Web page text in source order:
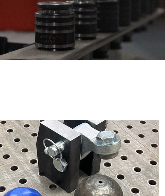
K80 kogel en vergrendelingset
€485,00